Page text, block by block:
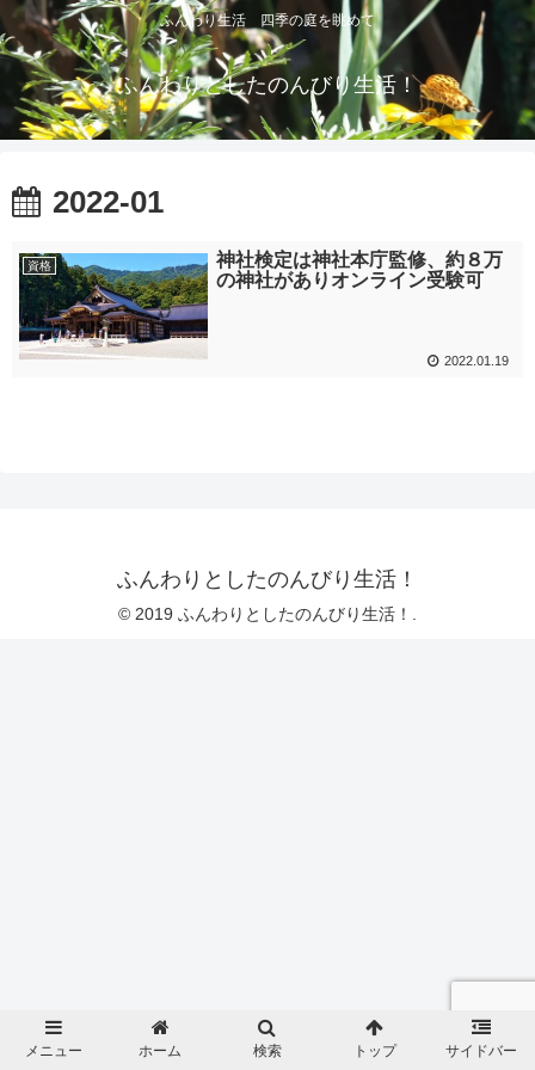
ふんわり生活 四季の庭を眺めて
ふんわりとしたのんびり生活！
2022-01
資格
神社検定は神社本庁監修、約８万
の神社がありオンライン受験可
2022.01.19
ふんわりとしたのんびり生活！
© 2019 ふんわりとしたのんびり生活！.
メニュー ホーム 検索 トップ サイドバー